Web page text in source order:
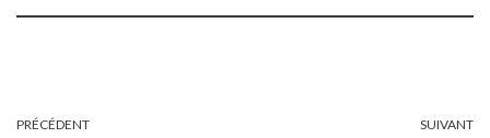
Nord Franche-Comté (1945-1962). Riadh Ben Khalifa.
Stéphane Kronenberger. Les ouvriers des Calanques. Xavier
PRÉCÉDENT SUIVANT